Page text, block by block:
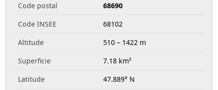
Code postal
68690
Code INSEE
68102
Altitude
510 – 1422 m
Superficie
7.18 km²
Latitude
47.889° N